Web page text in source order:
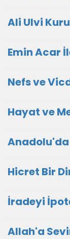
Ali Ulvi
Emin Acar
Nefs ve
Hayat ve
Anadolu'da
Hicret Bir
İradeyi
Allah'a